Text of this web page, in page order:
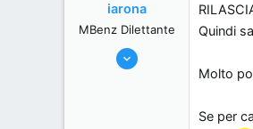
iarona
MBenz Dilettante
28/3/07
Quindi
Molto
Se per